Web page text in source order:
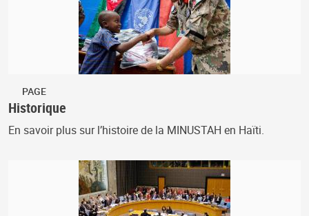
PAGE
Historique
En savoir plus sur l’histoire de la MINUSTAH en Haïti.